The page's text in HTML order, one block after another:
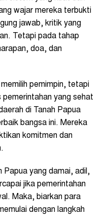
wajar mereka terbukti
jawab, kritik yang
Tetapi pada tahap
doa, dan
pemimpin, tetapi
yang sehat
di Tanah Papua
bangsa ini. Mereka
komitmen dan
Papua yang damai, adil,
jika pemerintahan
Maka, biarkan para
dengan langkah